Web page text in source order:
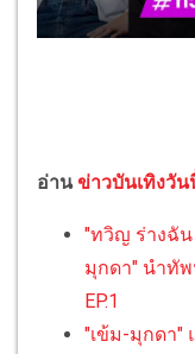
อ่านข่าวบันเทิงวัน
"ทวิญ ร่างฉัน
มุกดา" นำทั
EP.1
"เข้ม-มุกดา"